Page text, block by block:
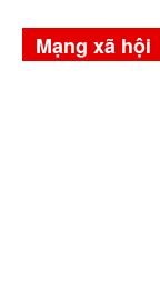
Mạng xã hội